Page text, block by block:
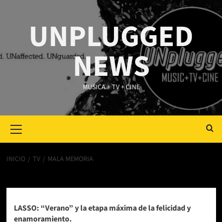
UNPLUGGED
NEWS
MUSICA + TV + CINE
Menu
INICIO TV MALA MEMORIA
LASSO: “Verano” y la etapa máxima de la felicidad y
enamoramiento.